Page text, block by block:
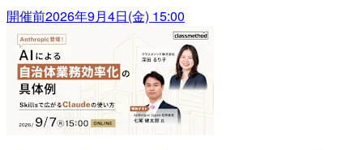
開催前2026年9月4日(金) 15:00